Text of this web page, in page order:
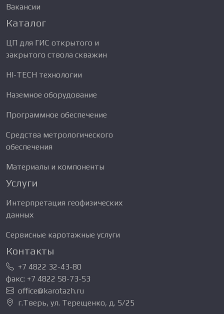
Вакансии
Каталог
ЦП для ГИС открытого и
закрытого ствола скважин
HI-TECH технологии
Наземное оборудование
Программное обеспечение
Средства метрологического
обеспечения
Материалы и компоненты
Услуги
Интерпретация геофизических
данных
Сервисные каротажные услуги
Контакты
+7 4822 32-43-80
факс: +7 4822 58-73-53
office@karotazh.ru
г.Тверь, ул. Терещенко, д. 5/25